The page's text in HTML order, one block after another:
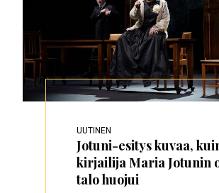
UUTINEN
Jotuni-esitys kuvaa,
kirjailija Maria Jotunin
talo huojui